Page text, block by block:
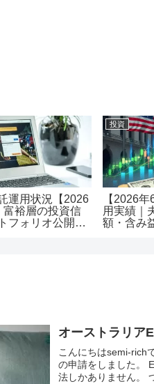
運用状況【2026
富裕層の投資信
フォリオ公開｜
投資
【2026
用実績｜
額・含み
オーストラリア
こんにちはsemi-rich
の申請をしました。
法しかありません。